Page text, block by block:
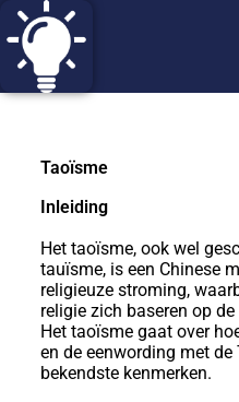
Taoïsme
Inleiding
Het taoïsme, ook wel
tauïsme, is een Chinese
religieuze stroming,
religie zich baseren op
Het taoïsme gaat over
en de eenwording met de
bekendste kenmerken.